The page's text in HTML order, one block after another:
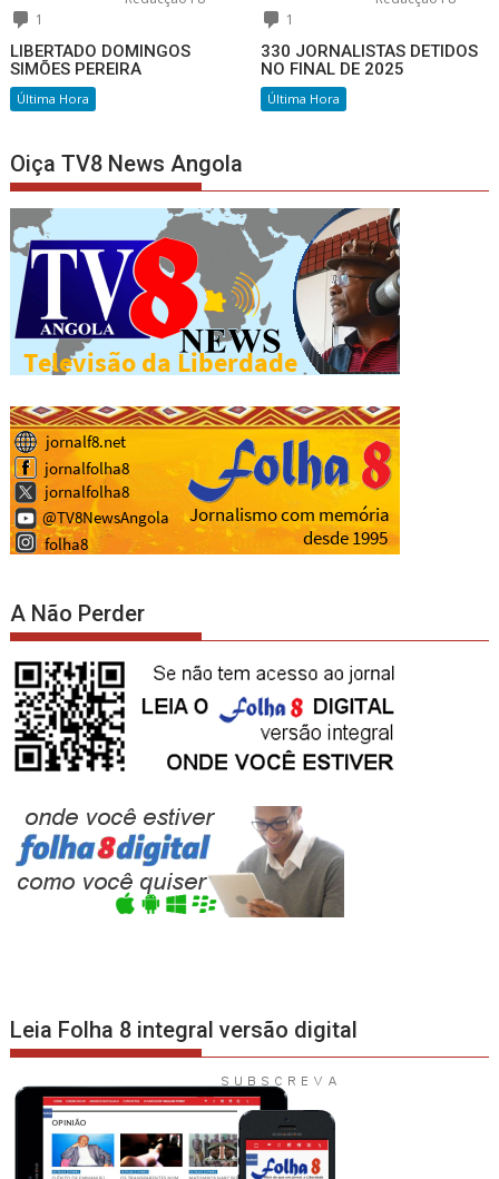
1
LIBERTADO DOMINGOS
SIMÕES PEREIRA
Última Hora
1
330 JORNALISTAS DETIDOS
NO FINAL DE 2025
Última Hora
Oiça TV8 News Angola
A Não Perder
Leia Folha 8 integral versão digital